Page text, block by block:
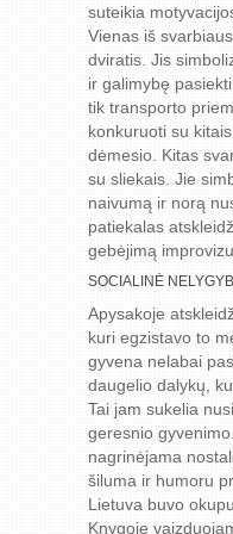
suteikia
Vienas iš
dviratis. Jis
ir galimybę
tik transporto
konkuruoti su
dėmesio. Kitas
su sliekais. Jie
naivumą ir norą
patiekalas
gebėjimą
SOCIALINĖ
Apysakoje
kuri egzistavo to
gyvena nelabai
daugelio dalykų,
Tai jam sukelia
geresnio
nagrinėjama
šiluma ir humoru
Lietuva buvo
Knygoje